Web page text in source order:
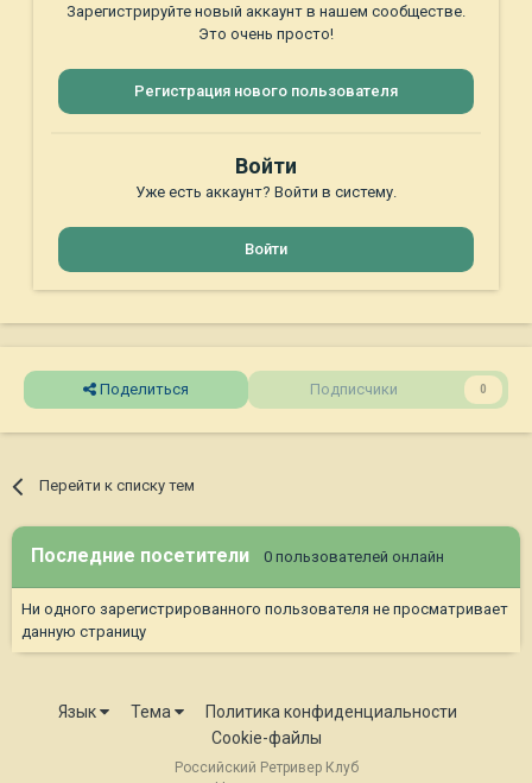
Зарегистрируйте новый аккаунт в нашем сообществе.
Это очень просто!
Регистрация нового пользователя
Войти
Уже есть аккаунт? Войти в систему.
Войти
Поделиться Подписчики 0
Перейти к списку тем
Последние посетители 0 пользователей онлайн
Ни одного зарегистрированного пользователя не просматривает
данную страницу
Язык Тема
Политика конфиденциальности
Cookie-файлы
Российский Ретривер Клуб